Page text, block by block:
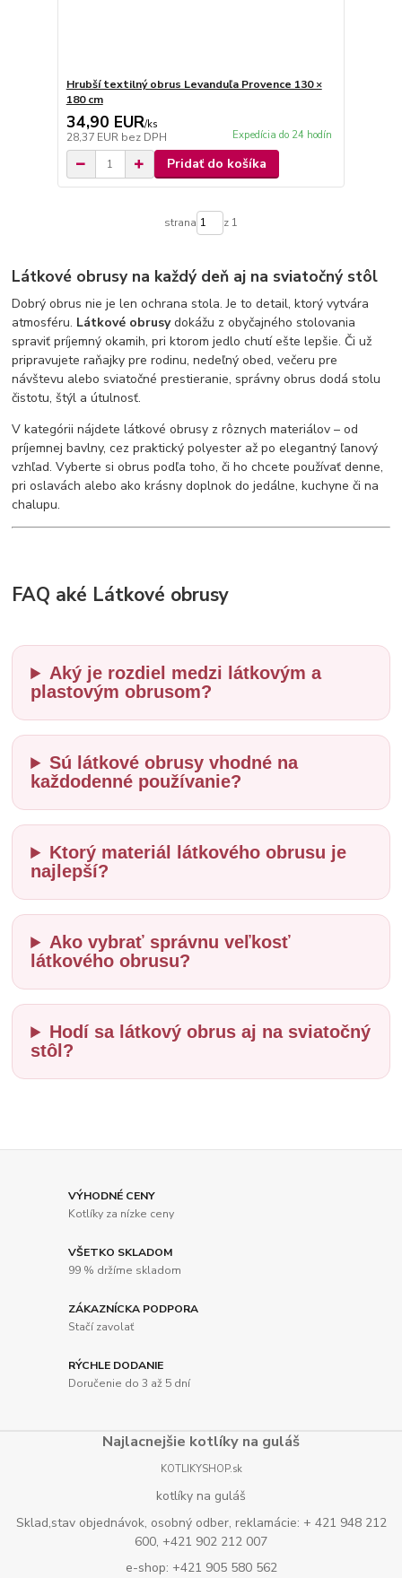
Hrubší textilný obrus Levanduľa Provence 130 ×
180 cm
34,90 EUR/ks
28,37 EUR bez DPH Expedícia do 24 hodín
Pridať do košíka
strana z 1
Látkové obrusy na každý deň aj na sviatočný stôl
Dobrý obrus nie je len ochrana stola. Je to detail, ktorý vytvára
atmosféru. Látkové obrusydokážu z obyčajného stolovania
spraviť príjemný okamih, pri ktorom jedlo chutí ešte lepšie. Či už
pripravujete raňajky pre rodinu, nedeľný obed, večeru pre
návštevu alebo sviatočné prestieranie, správny obrus dodá stolu
čistotu, štýl a útulnosť.
V kategórii nájdete látkové obrusy z rôznych materiálov – od
príjemnej bavlny, cez praktický polyester až po elegantný ľanový
vzhľad. Vyberte si obrus podľa toho, či ho chcete používať denne,
pri oslavách alebo ako krásny doplnok do jedálne, kuchyne či na
chalupu.
FAQ aké Látkové obrusy
Aký je rozdiel medzi látkovým a
plastovým obrusom?
Sú látkové obrusy vhodné na
každodenné používanie?
Ktorý materiál látkového obrusu je
najlepší?
Ako vybrať správnu veľkosť
látkového obrusu?
Hodí sa látkový obrus aj na sviatočný
stôl?
VÝHODNÉ CENY
Kotlíky za nízke ceny
VŠETKO SKLADOM
99 % držíme skladom
ZÁKAZNÍCKA PODPORA
Stačí zavolať
RÝCHLE DODANIE
Doručenie do 3 až 5 dní
Najlacnejšie kotlíky na guláš
KOTLIKYSHOP.sk
kotlíky na guláš
Sklad,stav objednávok, osobný odber, reklamácie: + 421 948 212
600, +421 902 212 007
e-shop: +421 905 580 562